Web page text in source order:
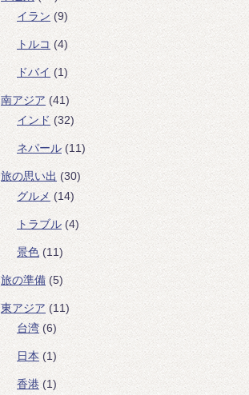
イラン (9)
トルコ (4)
ドバイ (1)
南アジア (41)
インド (32)
ネパール(11)
旅の思い出 (30)
グルメ (14)
トラブル (4)
景色 (11)
旅の準備 (5)
東アジア (11)
台湾 (6)
日本 (1)
香港(1)